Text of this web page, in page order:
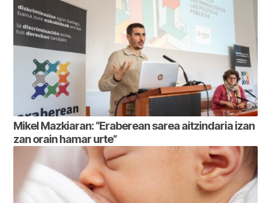
Mikel Mazkiaran: “Eraberean sarea aitzindaria izan
zan orain hamar urte”